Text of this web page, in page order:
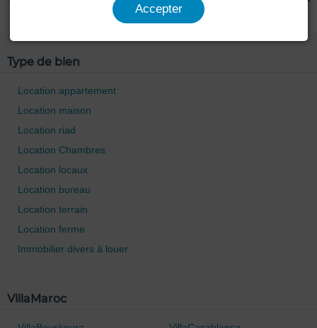
Type de bien
Location appartement
Location maison
Location riad
Location Chambres
Location locaux
Location bureau
Location terrain
Location ferme
Immobilier divers à louer
VillaMaroc
Accepter